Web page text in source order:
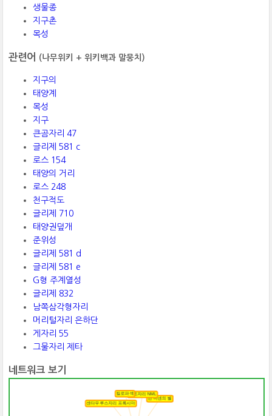
생물종
지구촌
목성
관련어 (나무위키 + 위키백과 말뭉치)
지구의
태양계
목성
지구
큰곰자리 47
글리제 581 c
로스 154
태양의 거리
로스 248
천구적도
글리제 710
태양권덮개
준위성
글리제 581 d
글리제 581 e
G형 주계열성
글리제 832
남쪽삼각형자리
머리털자리 은하단
게자리 55
그물자리 제타
네트워크 보기